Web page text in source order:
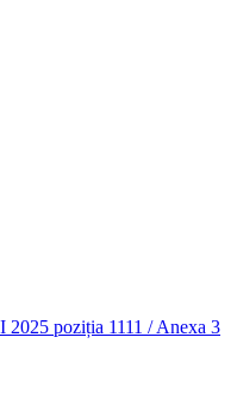
poziția 1111 / Anexa 3